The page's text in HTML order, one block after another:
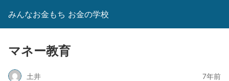
みんなお金もち お金の学校
マネー教育
土井 7年前